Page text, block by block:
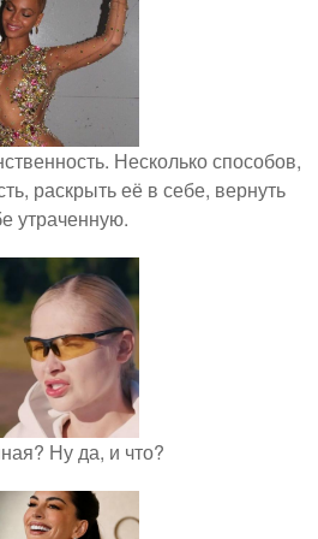
Несколько способов,
раскрыть её в себе, вернуть
утраченную.
Ну да, и что?